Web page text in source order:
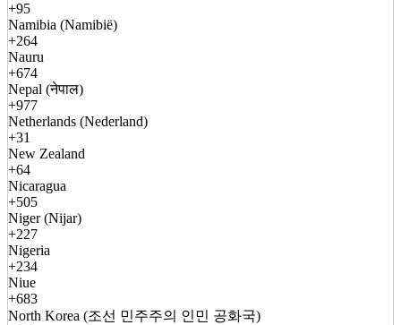
+95
Namibia (Namibië)
+264
Nauru
+674
Nepal (नेपाल)
+977
Netherlands (Nederland)
+31
New Zealand
+64
Nicaragua
+505
Niger (Nijar)
+227
Nigeria
+234
Niue
+683
North Korea (조선 민주주의 인민 공화국)